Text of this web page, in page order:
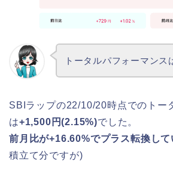
トータルパフォーマンス
SBIラップの22/10/20時点でのトー
は+1,500円(2.15%)でした。
前月比が+16.60%でプラス転換して
積立て分ですが)